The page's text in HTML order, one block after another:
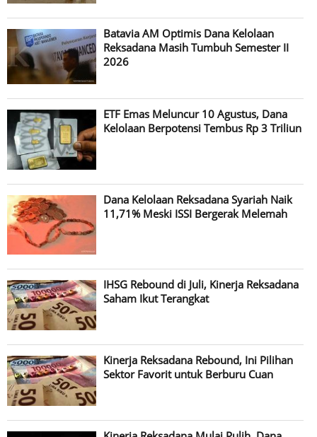
Batavia AM Optimis Dana Kelolaan
Reksadana Masih Tumbuh Semester II
2026
ETF Emas Meluncur 10 Agustus, Dana
Kelolaan Berpotensi Tembus Rp 3 Triliun
Dana Kelolaan Reksadana Syariah Naik
11,71% Meski ISSI Bergerak Melemah
IHSG Rebound di Juli, Kinerja Reksadana
Saham Ikut Terangkat
Kinerja Reksadana Rebound, Ini Pilihan
Sektor Favorit untuk Berburu Cuan